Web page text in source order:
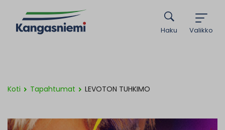
Valikko
Haku
Koti Tapahtumat LEVOTON TUHKIMO